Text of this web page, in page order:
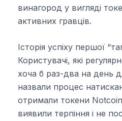
винагород у вигляді
активних гравців.
Історія успіху першої
Користувачі, які
хоча б раз-два на день
назвали процес
отримали токени Notcoin.
виявили терпіння і не